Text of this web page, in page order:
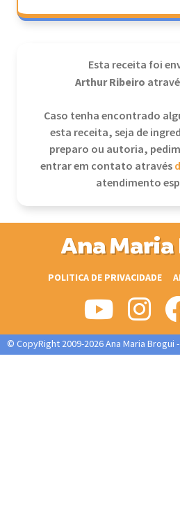
Esta receita foi
Arthur Ribeiro
Caso tenha encontrado
esta receita, seja de
preparo ou autoria,
entrar em contato através
atendimento
Ana
POLITICA DE PRIVACIDADE
© CopyRight 2009-2026 Ana Maria